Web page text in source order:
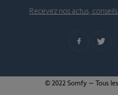
Recevez nos actus,
© 2022 Somfy – Tous